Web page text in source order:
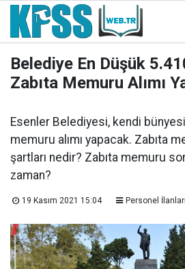
Belediye En Düşük
Zabıta Memuru Alımı
Esenler Belediyesi, kendi
memuru alımı yapacak. Zabıta
şartları nedir? Zabıta memuru
zaman?
19 Kasım 2021 15:04 Personel İlanları